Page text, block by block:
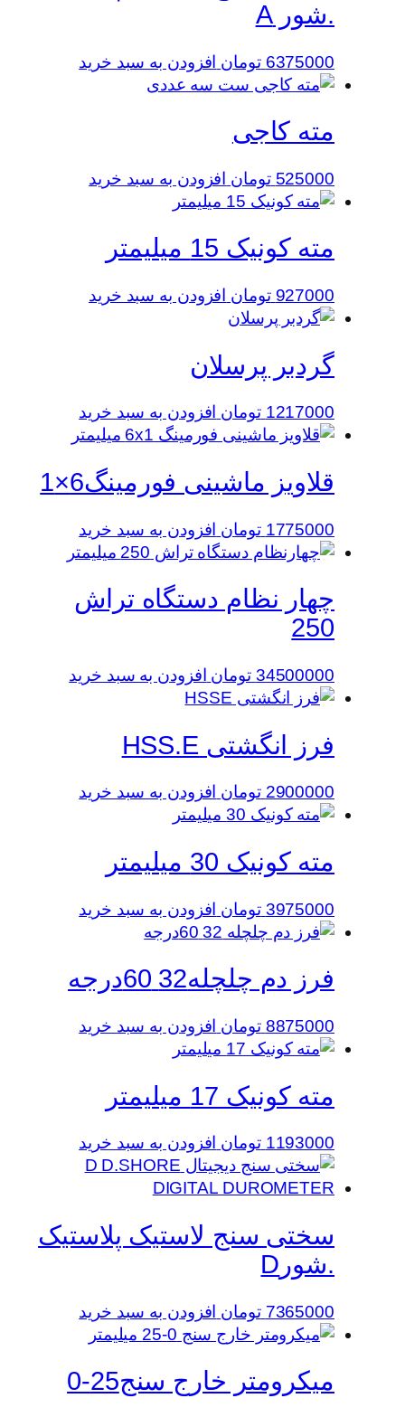
.شور A
6375000 تومان افزودن به سبد خرید
مته کاجی
525000 تومان افزودن به سبد خرید
مته کونیک 15 میلیمتر
927000 تومان افزودن به سبد خرید
گردبر پرسلان
1217000 تومان افزودن به سبد خرید
قلاویز ماشینی فورمینگ6×1
1775000 تومان افزودن به سبد خرید
چهار نظام دستگاه تراش
250
34500000 تومان افزودن به سبد خرید
فرز انگشتی HSS.E
2900000 تومان افزودن به سبد خرید
مته کونیک 30 میلیمتر
3975000 تومان افزودن به سبد خرید
فرز دم چلچله32 60درجه
8875000 تومان افزودن به سبد خرید
مته کونیک 17 میلیمتر
1193000 تومان افزودن به سبد خرید
سختی سنج لاستیک پلاستیک
.شورD
7365000 تومان افزودن به سبد خرید
میکرومتر خارج سنج25-0